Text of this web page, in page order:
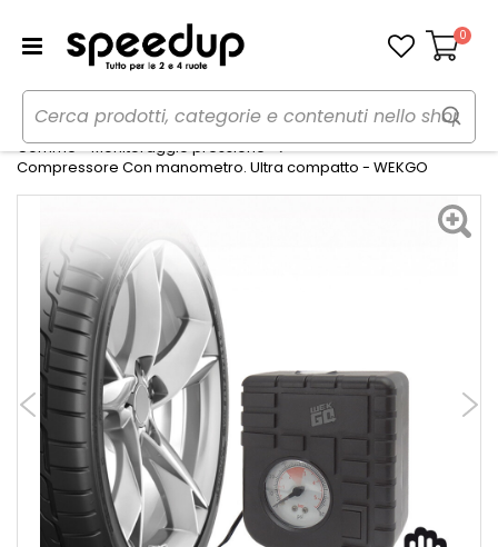
Carrello
0
Home Auto
Gomme, cerchi e freni
Gomme - Monitoraggio pressione
Compressore Con manometro. Ultra compatto - WEKGO